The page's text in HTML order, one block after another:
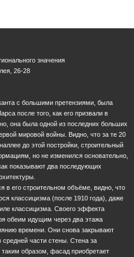
значения
26-28
с большими претензиями, была
после того, как его призвали в
она была одной из последних больших
мировой войны. Видно, что за те 20
до этой постройки, строительный
но не изменился основательно,
показывают два последующих
в его строительном объёме, видно, что
классицизма (после 1910 года), даже
классицизма. Своего эффекта
обеим идущим через два этажа
времени. Они снова закрывают
средней части стены. Стена за
образом, фасад приобретает